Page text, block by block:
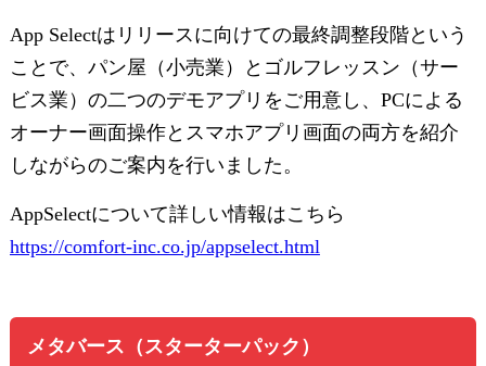
App Selectはリリースに向けての最終調整段階という
ことで、パン屋（小売業）とゴルフレッスン（サー
ビス業）の二つのデモアプリをご用意し、PCによる
オーナー画面操作とスマホアプリ画面の両方を紹介
しながらのご案内を行いました。
AppSelectについて詳しい情報はこちら
https://comfort-inc.co.jp/appselect.html
メタバース（スターターパック）